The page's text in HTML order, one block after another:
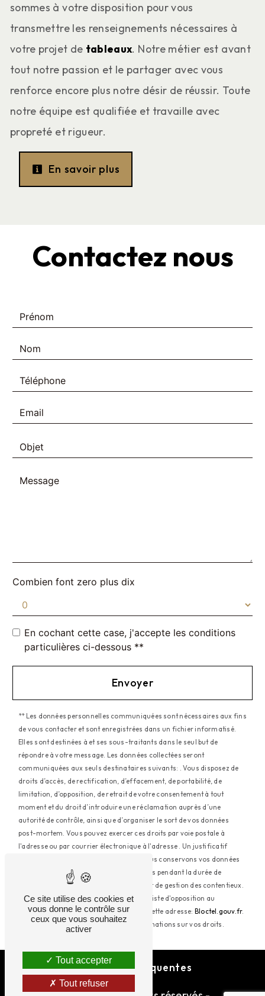
sommes à votre disposition pour vous
transmettre les renseignements nécessaires à
votre projet de tableaux. Notre métier est avant
tout notre passion et le partager avec vous
renforce encore plus notre désir de réussir. Toute
notre équipe est qualifiée et travaille avec
propreté et rigueur.
En savoir plus
Contactez nous
Combien font zero plus dix
En cochant cette case, j'accepte les conditions
particulières ci-dessous **
Envoyer
** Les données personnelles communiquées sont nécessaires aux fins
de vous contacter et sont enregistrées dans un fichier informatisé.
Elles sont destinées à et ses sous-traitants dans le seul but de
répondre à votre message. Les données collectées seront
communiquées aux seuls destinataires suivants: . Vous disposez de
droits d’accès, de rectification, d’effacement, de portabilité, de
limitation, d’opposition, de retrait de votre consentement à tout
moment et du droit d’introduire une réclamation auprès d’une
autorité de contrôle, ainsi que d’organiser le sort de vos données
post-mortem. Vous pouvez exercer ces droits par voie postale à
l'adresse ou par courrier électronique à l'adresse . Un justificatif
d'identité pourra vous être demandé. Nous conservons vos données
pendant la période de prise de contact puis pendant la durée de
prescription légale aux fins probatoires et de gestion des contentieux.
Vous avez le droit de vous inscrire sur la liste d'opposition au
démarchage téléphonique, disponible à cette adresse: Bloctel.gouv.fr.
Consultez le site cnil.fr pour plus d’informations sur vos droits.
Recherches fréquentes
Ce site utilise des cookies et
vous donne le contrôle sur
ceux que vous souhaitez
activer
Tout accepter
Tout refuser